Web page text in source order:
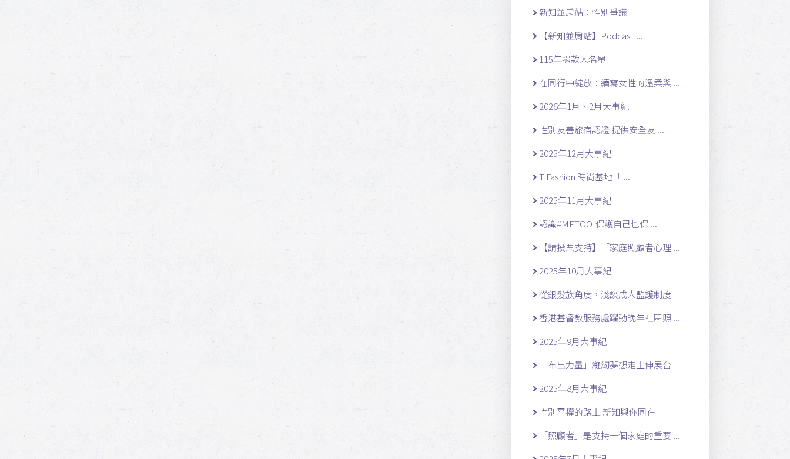
新知並肩站：性別爭議
【新知並肩站】Podcast ...
115年捐款人名單
在同行中綻放：續寫女性的溫柔與 ...
2026年1月、2月大事紀
性別友善旅宿認證 提供安全友 ...
2025年12月大事紀
T Fashion 時尚基地「 ...
2025年11月大事紀
認識#METOO-保護自己也保 ...
【請投票支持】「家庭照顧者心理 ...
2025年10月大事紀
從銀髮族角度，淺談成人監護制度
香港基督教服務處躍動晚年社區照 ...
2025年9月大事紀
「布出力量」縫紉夢想走上伸展台
2025年8月大事紀
性別平權的路上 新知與你同在
「照顧者」是支持一個家庭的重要 ...